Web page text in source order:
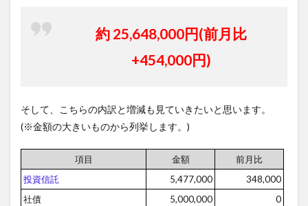
約 25,648,000円(前月比
+454,000円)
そして、こちらの内訳と増減も見ていきたいと思います。
(※金額の大きいものから列挙します。)
項目 金額
前月比
投資信託
5,477,000
348,000
社債
5,000,000
0